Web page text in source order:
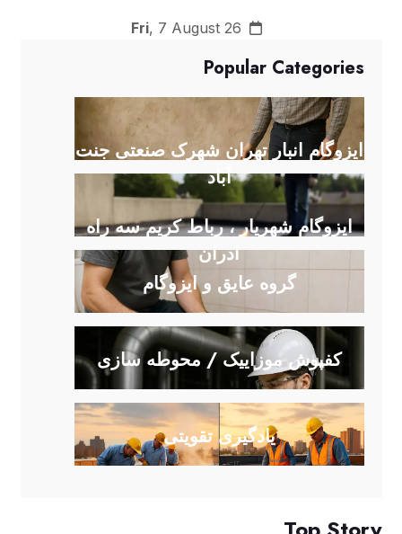
Fri, 7 August 26
Popular Categories
ایزوگام انبار تهران شهرک صنعتی جنت
آباد
ایزوگام شهریار ، رباط کریم سه راه
ادران
گروه عایق و ایزوگام
کفپوش موزاییک / محوطه سازی
یادگیری تقویتی